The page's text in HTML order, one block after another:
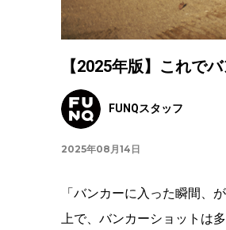
【2025年版】これで
FUNQスタッフ
2025年08月14日
「バンカーに入った瞬間、
上で、バンカーショットは